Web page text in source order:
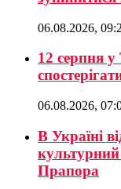
06.08.2026,
12 серпня
06.08.2026,
В Україні
Прапора